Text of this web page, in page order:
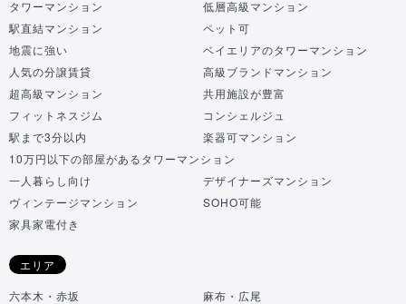
タワーマンション
低層高級マンション
駅直結マンション
ペット可
地震に強い
ベイエリアのタワーマンション
人気の分譲賃貸
高級ブランドマンション
超高級マンション
共用施設が豊富
フィットネスジム
コンシェルジュ
駅まで3分以内
楽器可マンション
10万円以下の部屋があるタワーマンション
一人暮らし向け
デザイナーズマンション
ヴィンテージマンション
SOHO可能
家具家電付き
エリア
六本木・赤坂
麻布・広尾